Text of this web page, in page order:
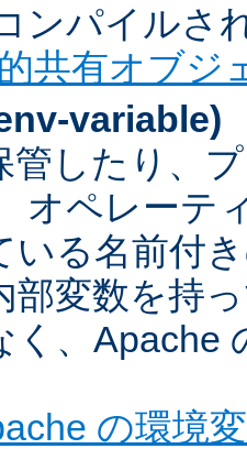
ンパイルさ
共有オブジ
variable)
管したり、
オペレーテ
いる名前付
部変数を持
く、Apache
の環境